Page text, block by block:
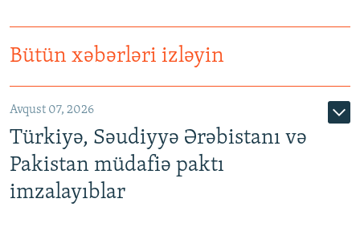
Bütün xəbərləri izləyin
Avqust 07, 2026
Türkiyə, Səudiyyə Ərəbistanı və
Pakistan müdafiə paktı
imzalayıblar